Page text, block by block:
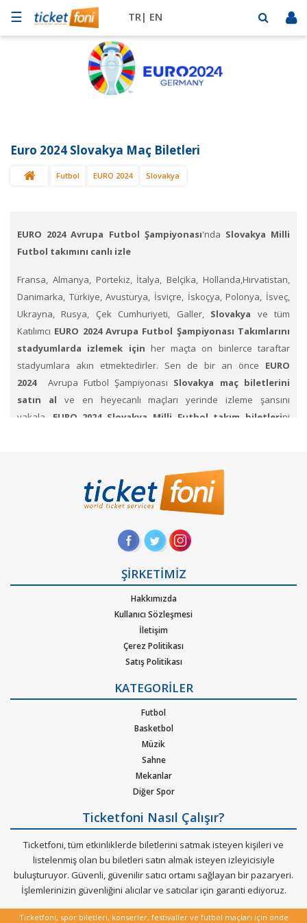
☰ TR| EN
Mekanlar
Diğer
SAT
Euro 2024 Slovakya Maç Biletleri
Futbol EURO 2024 Slovakya
EURO 2024 Avrupa Futbol Şampiyonası'nda Slovakya Milli
Futbol takımını canlı izle
Fransa, Almanya, Portekiz, İtalya, Belçika, Hollanda,Hırvatistan,
Danimarka, Türkiye, Avusturya, İsviçre, İskoçya, Polonya, İsveç,
Ukrayna, Rusya, Çek Cumhuriyeti, Galler, Slovakya ve tüm
Katılımcı EURO 2024 Avrupa Futbol Şampiyonası Takımlarını
stadyumlarda izlemek için her maçta on binlerce taraftar
stadyumlara akın etmektedirler. Sen de bir an önce EURO
2024
Avrupa Futbol Şampiyonası Slovakya maç biletlerini
satın al ve en heyecanlı maçları yerinde izleme şansını
yakala. EURO 2024 Slovakya Milli Futbol takım biletlerini
yetenekli, hızlı, pahalı değerli oyuncuların Showlarını izlemek
EURO 2024 Maç biletini al.
EURO 2024 Slovakya Maç biletleri için Ticketfoni'yi inceleyin.
Hep destek tam destekle tribündeki yerlerini alan taraftarlar,
renklerini taşıyıp formalarının hakkını vermeye çalışan
futbolculara sahip çıkıyorlar.
Slovakya
stadyumdaki yerlerini dolduruyor.Ticketfoni üzerinden
EURO 2024 Maç Bileti satın almak için
1. Ticketfoni’ye üye olunuz. Bilet seçiminizi yapınız. (Katılmak
istediğiniz etkinlik ya da etkinliklere ait siteye optimize edilmiş
oturma planları ve kategori sayesinde bilet seçiminizi yapınız.)
2. Size sunulan güvenli ödeme adımına geçiniz. Artık biletiniz
ŞİRKETİMİZ
Hakkımızda
Kullanıcı Sözleşmesi
İletişim
Çerez Politikası
Satış Politikası
Kurumsal Ağırlama
Nasıl Çalışır
Bilet Tipi ve Teslimat
Üyelik Doğrulama
Sık Sorulan Sorular
KATEGORİLER
Futbol
Basketbol
Müzik
Sahne
Mekanlar
Diğer Spor
Ticketfoni Nasıl Çalışır?
Ticketfoni, tüm etkinliklerde biletlerini satmak isteyen kişileri ve
listelenmiş olan bu biletleri satın almak isteyen izleyicisiyle
buluşturuyor. Güvenli, güvenilir satıcı ortamı sağlayan bir pazaryeri.
İşlemlerinizin güvenliğini alıcılar ve satıcılar için garanti ediyoruz.
Ticketfoni, spor biletleri, konserler, festivaller ve futbol maçları için önde